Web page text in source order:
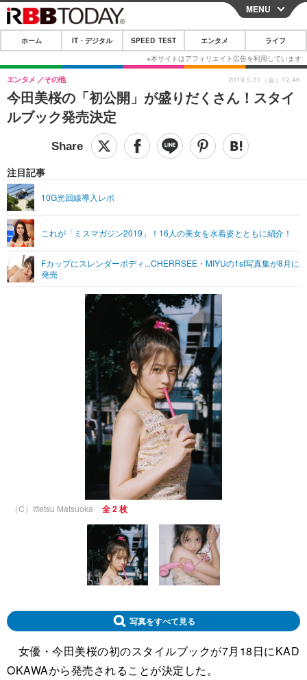
CLOSE
ホーム
IT・デジタル
IT・デジタルTOP スマートフォン
ショッピング その他
SPEED TEST
エンタメTOP 映画・ドラマ
グラビア ブログ
ショッピング その他
ライフTOP
リリース一覧
プッシュ通知の停止方法
MENU
ホーム IT・デジタル SPEED TEST エンタメ ライフ
今田美桜の「初公開」が盛りだくさん！スタイ
ルブック発売決定
エンタメ その他
注目記事
10G光回線導入レポ
これが「ミスマガジン2019」！16人の美女を水着姿とともに紹介！
Fカップにスレンダーボディ...CHERRSEE・MIYUの1st写真集が8月に
発売
2019.5.31（金）12:46
（C）Ittetsu Matsuoka 全 2 枚
写真をすべて見る
女優・今田美桜の初のスタイルブックが7月18日にKAD
OKAWAから発売されることが決定した。